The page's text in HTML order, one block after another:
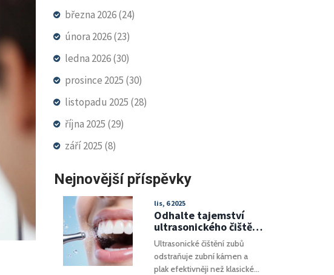
března 2026(24)
února 2026(23)
ledna 2026(30)
prosince 2025 (30)
listopadu 2025 (28)
října 2025 (29)
září 2025 (8)
Nejnovější příspěvky
lis, 6 2025
Odhalte tajemství
ultrasonického čištění
zubů: Jak to funguje a
proč je to lepší než
klasické čištění
Ultrasonické čištění zubů
odstraňuje zubní kámen a
plak efektivněji než klasické